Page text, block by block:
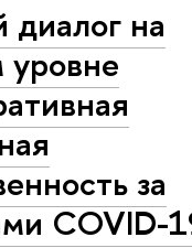
на
за
COVID-